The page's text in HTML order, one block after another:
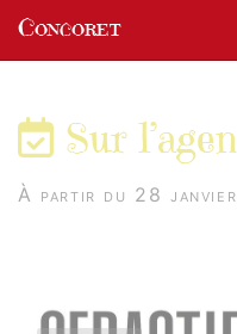
Concoret
Sur
À partir du 28
Panneau de gestion des